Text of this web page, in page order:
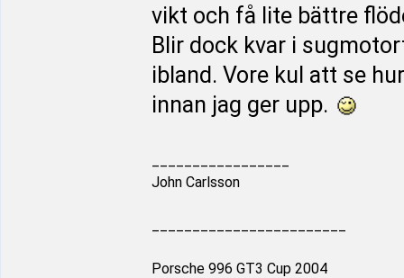
vikt och få lite bättre
Blir dock kvar i
ibland. Vore kul att se
innan jag ger upp.
John Carlsson
Porsche 996 GT3 Cup 2004